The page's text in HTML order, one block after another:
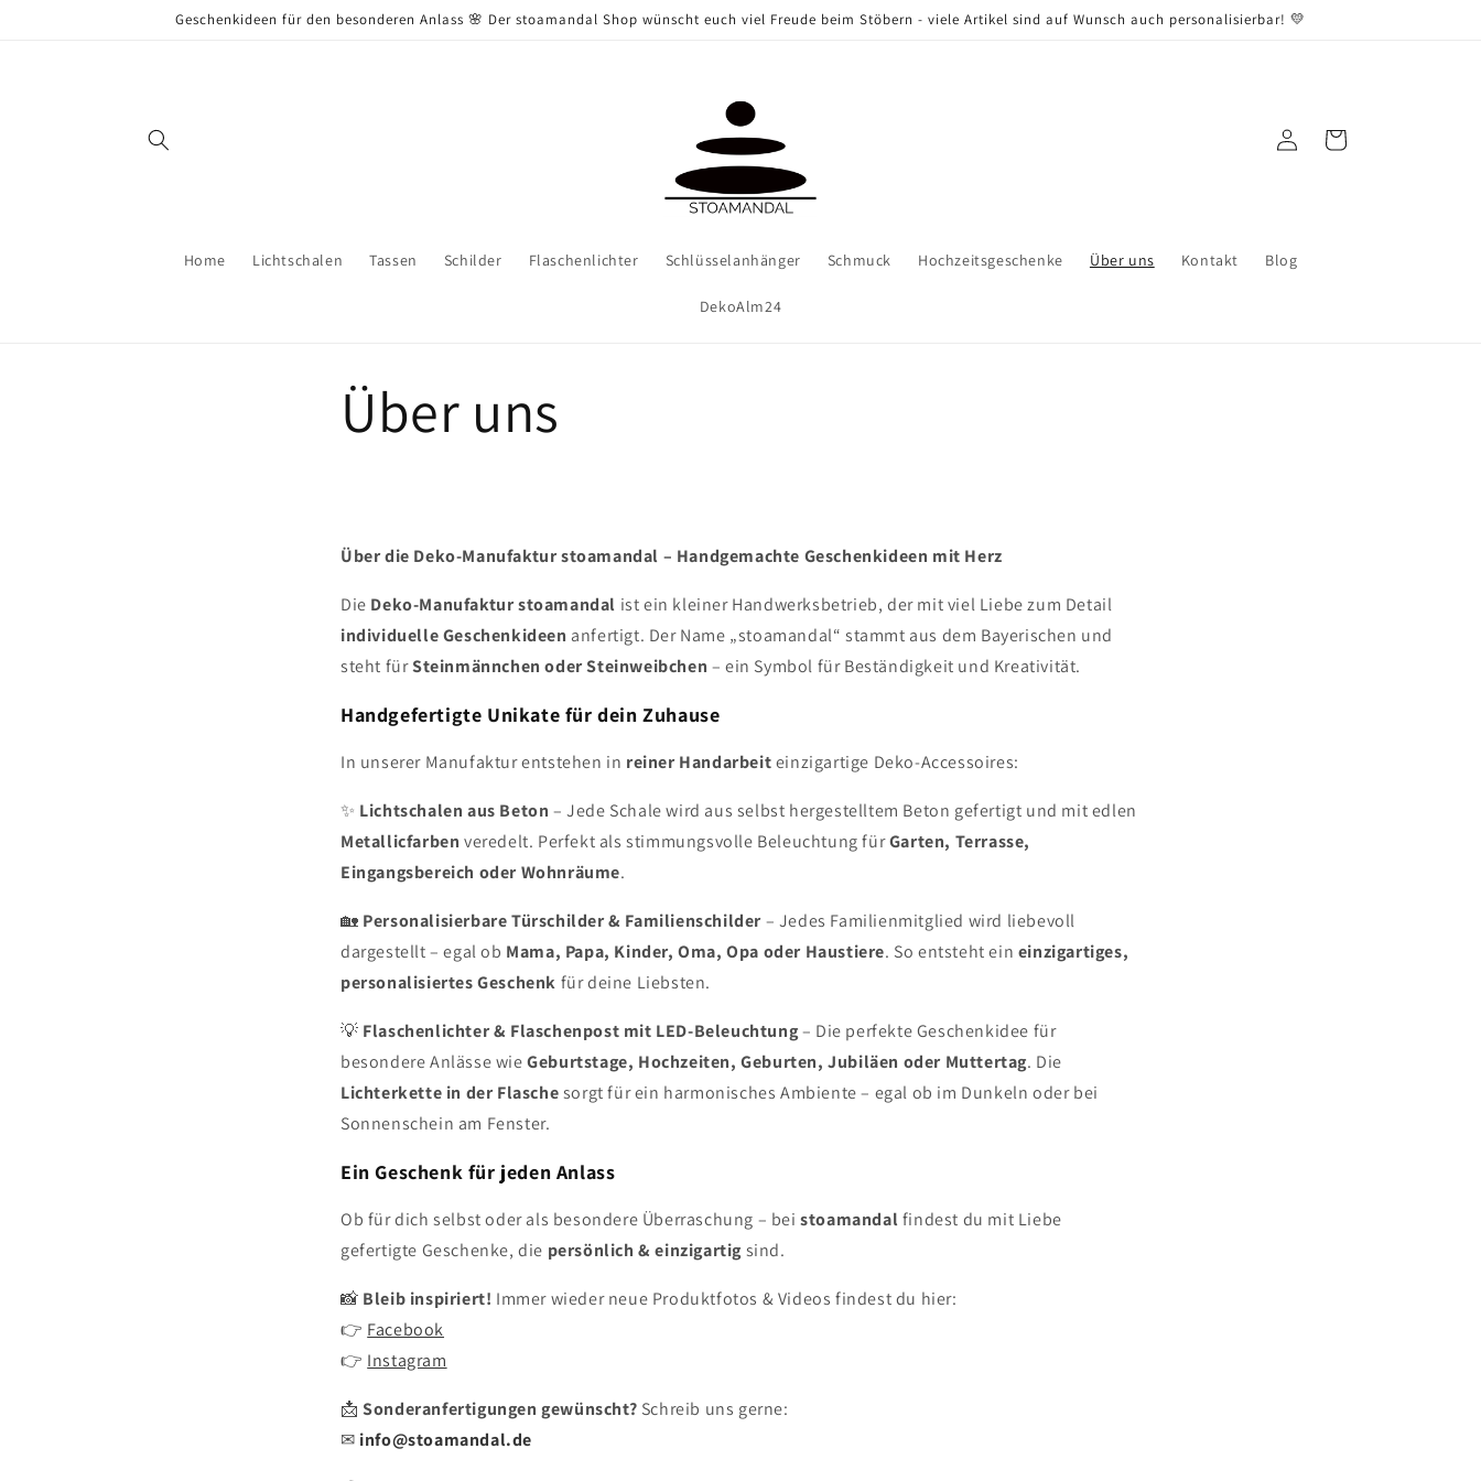
Geschenkideen für den besonderen Anlass 🌸 Der stoamandal Shop wünscht euch viel Freude beim Stöbern - viele Artikel sind auf Wunsch auch personalisierbar! 💛
Home Lichtschalen Tassen Schilder Flaschenlichter Schlüsselanhänger Schmuck Hochzeitsgeschenke Über uns Kontakt Blog
DekoAlm24
EinloggenWarenkorb
Über uns
Über die Deko-Manufaktur stoamandal – Handgemachte Geschenkideen mit Herz
Die Deko-Manufaktur stoamandal ist ein kleiner Handwerksbetrieb, der mit viel Liebe zum Detail
individuelle Geschenkideen anfertigt. Der Name „stoamandal“ stammt aus dem Bayerischen und
steht fürSteinmännchen oder Steinweibchen – ein Symbol für Beständigkeit und Kreativität.
Handgefertigte Unikate für dein Zuhause
In unserer Manufaktur entstehen in reiner Handarbeiteinzigartige Deko-Accessoires:
✨ Lichtschalen aus Beton – Jede Schale wird aus selbst hergestelltem Beton gefertigt und mit edlen
Metallicfarben veredelt. Perfekt als stimmungsvolle Beleuchtung fürGarten, Terrasse,
Eingangsbereich oder Wohnräume.
🏡 Personalisierbare Türschilder & Familienschilder– Jedes Familienmitglied wird liebevoll
dargestellt – egal ob Mama, Papa, Kinder, Oma, Opa oder Haustiere. So entsteht ein einzigartiges,
personalisiertes Geschenk für deine Liebsten.
💡 Flaschenlichter & Flaschenpost mit LED-Beleuchtung– Die perfekte Geschenkidee für
besondere Anlässe wieGeburtstage, Hochzeiten, Geburten, Jubiläen oder Muttertag. Die
Lichterkette in der Flaschesorgt für ein harmonisches Ambiente – egal ob im Dunkeln oder bei
Sonnenschein am Fenster.
Ein Geschenk für jeden Anlass
Ob für dich selbst oder als besondere Überraschung – beistoamandalfindest du mit Liebe
gefertigte Geschenke, die persönlich & einzigartig sind.
📸 Bleib inspiriert! Immer wieder neue Produktfotos & Videos findest du hier:
👉 Facebook
👉 Instagram
📩Sonderanfertigungen gewünscht? Schreib uns gerne:
✉ info@stoamandal.de